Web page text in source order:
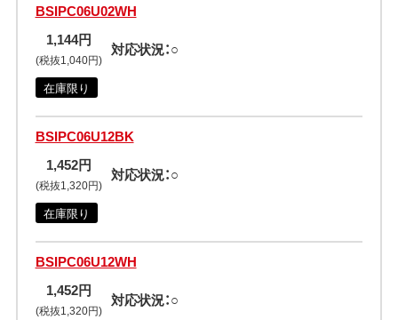
BSIPC06U02WH
1,144円
(税抜1,040円)
対応状況：○
在庫限り
BSIPC06U12BK
1,452円
(税抜1,320円)
対応状況：○
在庫限り
BSIPC06U12WH
1,452円
(税抜1,320円)
対応状況：○